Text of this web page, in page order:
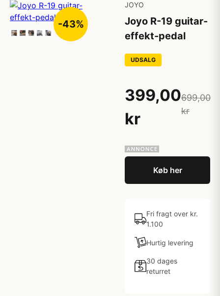
-43%
JOYO
Joyo R-19 guitar-
effekt-pedal
UDSALG
399,00
kr
699,00
kr
Køb her
Fri fragt over kr.
1.100
Hurtig levering
30 dages
returret